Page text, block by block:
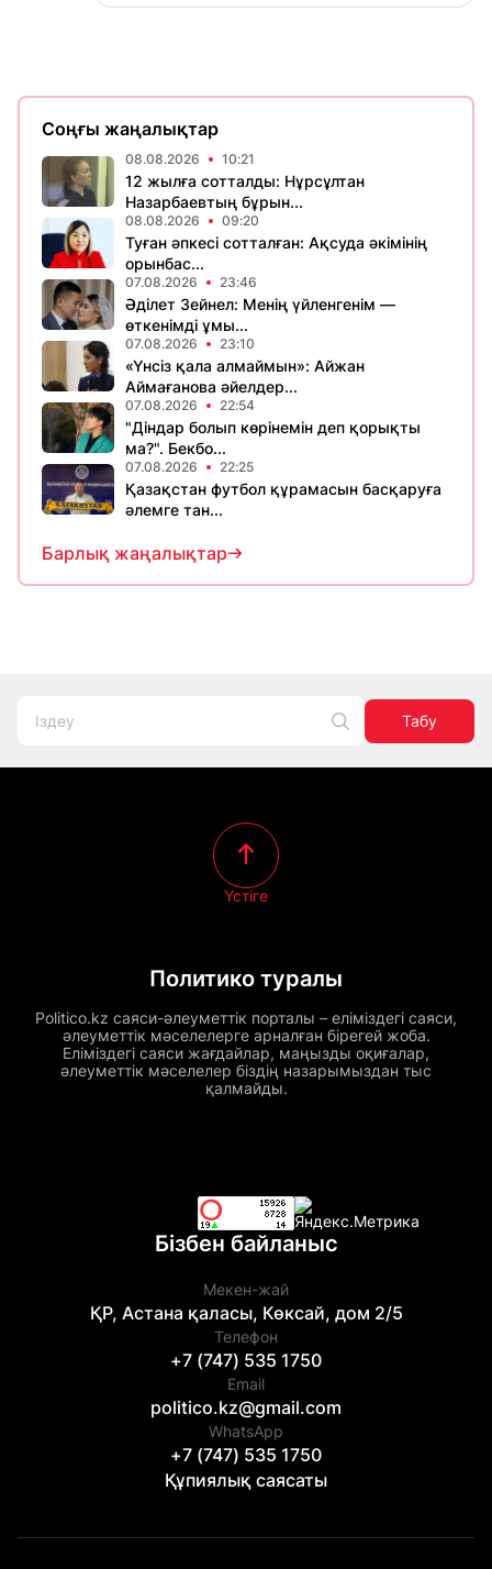
Соңғы жаңалықтар
08.08.2026 10:21
12 жылға сотталды: Нұрсұлтан
Назарбаевтың бұрын...
08.08.2026 09:20
Туған әпкесі сотталған: Ақсуда әкімінің
орынбас...
07.08.2026 23:46
Әділет Зейнел: Менің үйленгенім —
өткенімді ұмы...
07.08.2026 23:10
«Үнсіз қала алмаймын»: Айжан
Аймағанова әйелдер...
07.08.2026 22:54
"Діндар болып көрінемін деп қорықты
ма?". Бекбо...
07.08.2026 22:25
Қазақстан футбол құрамасын басқаруға
әлемге тан...
Барлық жаңалықтар
Табу
Политико туралы
Politico.kz саяси-әлеуметтік порталы – еліміздегі саяси,
әлеуметтік мәселелерге арналған бірегей жоба.
Еліміздегі саяси жағдайлар, маңызды оқиғалар,
әлеуметтік мәселелер біздің назарымыздан тыс
қалмайды.
Үстіге
Бізбен байланыс
Мекен-жай
ҚР, Астана қаласы, Көксай, дом 2/5
Телефон
+7 (747) 535 1750
Email
politico.kz@gmail.com
WhatsApp
+7 (747) 535 1750
Құпиялық саясаты